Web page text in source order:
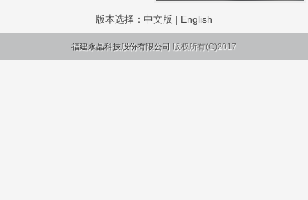
版本选择： 中文版 | English
福建永晶科技股份有限公司 版权所有(C)2017